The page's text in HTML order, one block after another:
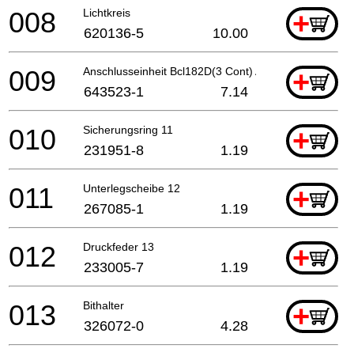
Lichtkreis +
008 620136-5 10.00
Anschlusseinheit Bcl182D(3 Cont) A +
009 643523-1 7.14
Sicherungsring 11 +
010 231951-8 1.19
Unterlegscheibe 12 +
011 267085-1 1.19
Druckfeder 13 +
012 233005-7 1.19
Bithalter +
013 326072-0 4.28